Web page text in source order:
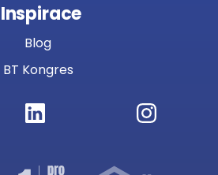
Inspirace
Blog
BT Kongres